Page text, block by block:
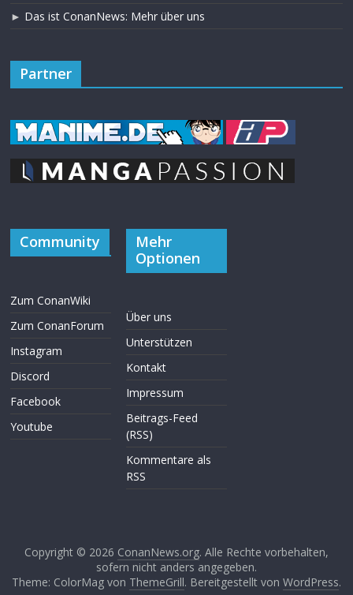
► Das ist ConanNews: Mehr über uns
Partner
Community
Zum ConanWiki
Zum ConanForum
Instagram
Discord
Facebook
Youtube
Mehr
Optionen
Über uns
Unterstützen
Kontakt
Impressum
Beitrags-Feed
(RSS)
Kommentare als
RSS
Copyright © 2026 ConanNews.org. Alle Rechte vorbehalten,
sofern nicht anders angegeben.
Theme: ColorMag von ThemeGrill. Bereitgestellt von WordPress.